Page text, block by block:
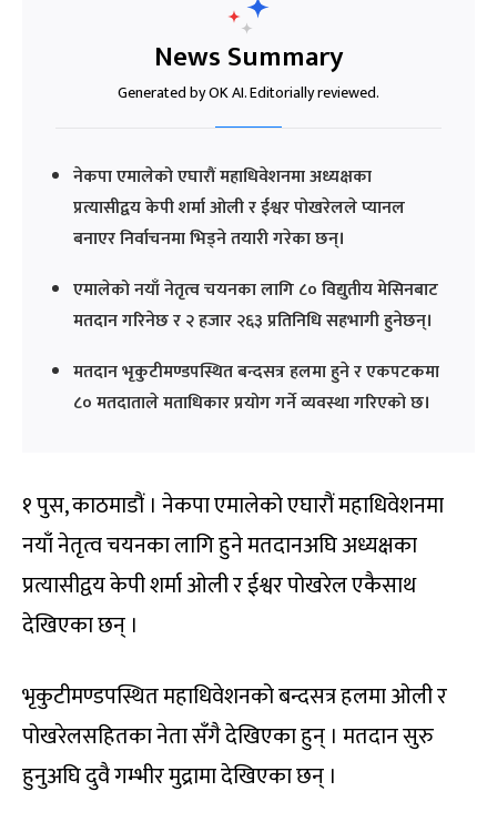
News Summary
Generated by OK AI. Editorially reviewed.
नेकपा एमालेको एघारौं महाधिवेशनमा अध्यक्षका
प्रत्यासीद्वय केपी शर्मा ओली र ईश्वर पोखरेलले प्यानल
बनाएर निर्वाचनमा भिड्ने तयारी गरेका छन्।
एमालेको नयाँ नेतृत्व चयनका लागि ८० विद्युतीय मेसिनबाट
मतदान गरिनेछ र २ हजार २६३ प्रतिनिधि सहभागी हुनेछन्।
मतदान भृकुटीमण्डपस्थित बन्दसत्र हलमा हुने र एकपटकमा
८० मतदाताले मताधिकार प्रयोग गर्ने व्यवस्था गरिएको छ।
१ पुस, काठमाडौं । नेकपा एमालेको एघारौं महाधिवेशनमा
नयाँ नेतृत्व चयनका लागि हुने मतदानअघि अध्यक्षका
प्रत्यासीद्वय केपी शर्मा ओली र ईश्वर पोखरेल एकैसाथ
देखिएका छन् ।
भृकुटीमण्डपस्थित महाधिवेशनको बन्दसत्र हलमा ओली र
पोखरेलसहितका नेता सँगै देखिएका हुन् । मतदान सुरु
हुनुअघि दुवै गम्भीर मुद्रामा देखिएका छन् ।